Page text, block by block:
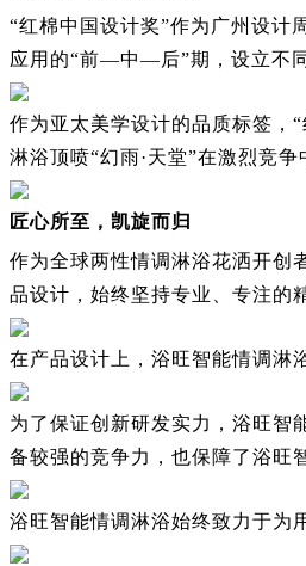
“红棉中国设计奖”作为广州设计
应用的“前—中—后”期，设立不
作为亚太美学设计的品质标签，
淋浴顶喷“幻雨·天堂”在激烈竞
匠心所至，凯旋而归
作为全球两性情调淋浴花洒开创
品设计，始终坚持专业、专注的
在产品设计上，浴旺智能情调淋
为了保证创新研发实力，浴旺
备较强的竞争力，也保障了浴旺
浴旺智能情调淋浴始终致力于为